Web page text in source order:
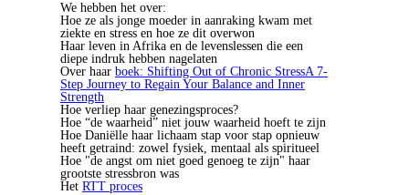
We hebben het over:
Hoe ze als jonge moeder in aanraking kwam met
ziekte en stress en hoe ze dit overwon
Haar leven in Afrika en de levenslessen die een
diepe indruk hebben nagelaten
Over haar boek: Shifting Out of Chronic StressA 7-
Step Journey to Regain Your Balance and Inner
Strength
Hoe verliep haar genezingsproces?
Hoe “de waarheid” niet jouw waarheid hoeft te zijn
Hoe Daniëlle haar lichaam stap voor stap opnieuw
heeft getraind: zowel fysiek, mentaal als spiritueel
Hoe "de angst om niet goed genoeg te zijn" haar
grootste stressbron was
Het RTT proces